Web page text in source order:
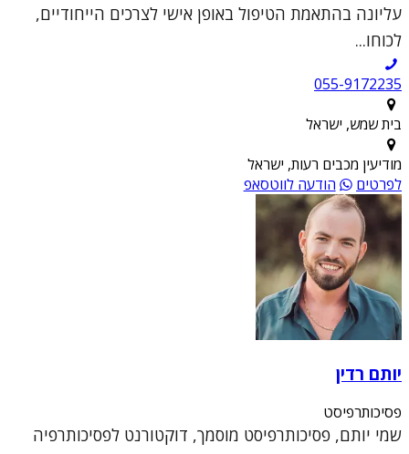
עליונה בהתאמת הטיפול באופן אישי לצרכים הייחודיים,
לכוחו...
055-9172235
בית שמש, ישראל
מודיעין מכבים רעות, ישראל
לפרטים
הודעה לווטסאפ
יותם רדין
פסיכותרפיסט
שמי יותם, פסיכותרפיסט מוסמך, דוקטורנט לפסיכותרפיה